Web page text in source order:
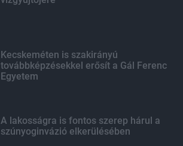
Kecskeméten is szakirányú
továbbképzésekkel erősít a Gál Ferenc
Egyetem
A lakosságra is fontos szerep hárul a
szúnyoginvázió elkerülésében